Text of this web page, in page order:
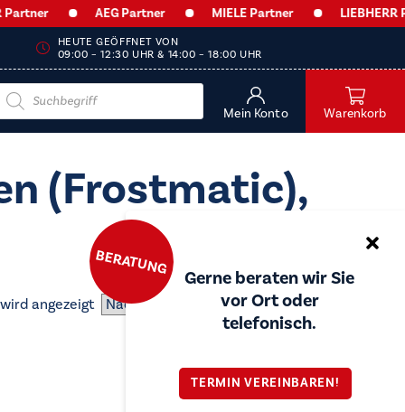
AEG Partner MIELE Partner LIEBHERR
HEUTE GEÖFFNET VON
09:00 – 12:30 UHR & 14:00 – 18:00 UHR
Mein Konto Warenkorb
BERATUNG
Gerne beraten wir Sie
vor Ort oder
telefonisch.
TERMIN VEREINBAREN!
(Frostmatic),
angezeigt